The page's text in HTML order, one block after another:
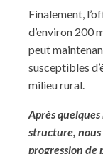
Finalement,
d’environ 200
peut
susceptibles
milieu rural.
Après
structure, nous
progression de